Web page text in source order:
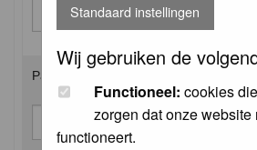
Standaard instellingen
Wij gebruiken de
Functioneel: cookies
zorgen dat onze website
functioneert.
Password: